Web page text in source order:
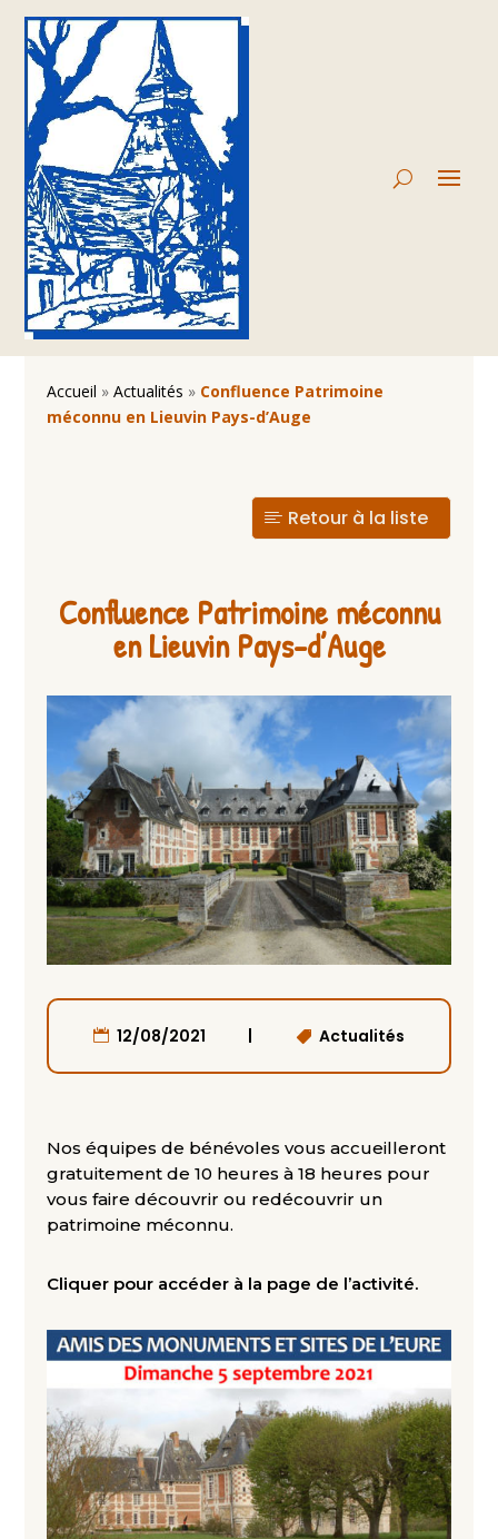
Accueil »Actualités » Confluence Patrimoine
méconnu en Lieuvin Pays-d’Auge
Retour à la liste
Confluence Patrimoine méconnu
en Lieuvin Pays-d’Auge
12/08/2021 | Actualités
Nos équipes de bénévoles vous accueilleront
gratuitement de 10 heures à 18 heures pour
vous faire découvrir ou redécouvrir un
patrimoine méconnu.
Cliquer pour accéder à la page de l’activité.